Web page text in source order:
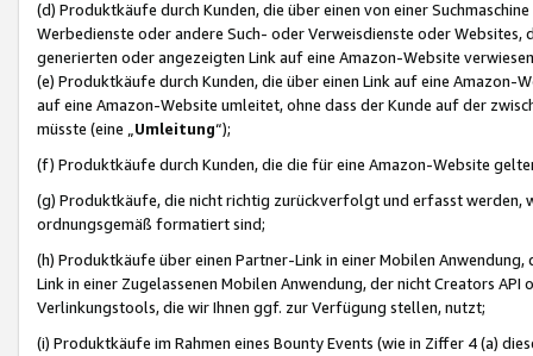
(d) Produktkäufe durch Kunden, die über einen von einer
Werbedienste oder andere Such- oder Verweisdienste oder Websites,
generierten oder angezeigten Link auf eine Amazon-Website
(e) Produktkäufe durch Kunden, die über einen Link auf eine
auf eine Amazon-Website umleitet, ohne dass der Kunde auf der
müsste (eine „ Umleitung“);
(f) Produktkäufe durch Kunden, die die für eine Amazon-Website
(g) Produktkäufe, die nicht richtig zurückverfolgt und erfasst werden,
ordnungsgemäß formatiert sind;
(h) Produktkäufe über einen Partner-Link in einer Mobilen
Link in einer Zugelassenen Mobilen Anwendung, der nicht Creators
Verlinkungstools, die wir Ihnen ggf. zur Verfügung stellen, nutzt;
(i) Produktkäufe im Rahmen eines Bounty Events (wie in Ziffer 4 (a)